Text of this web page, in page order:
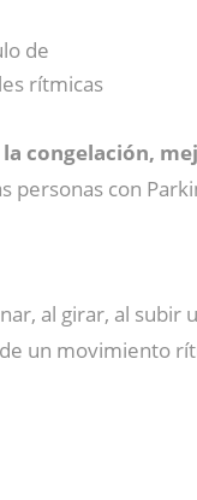
de
rítmicas
congelación,
personas con
al girar, al subir
un movimiento